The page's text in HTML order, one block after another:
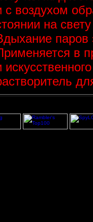
с воздухом
на
паров
в